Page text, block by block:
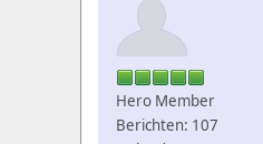
Hero Member
Berichten: 107